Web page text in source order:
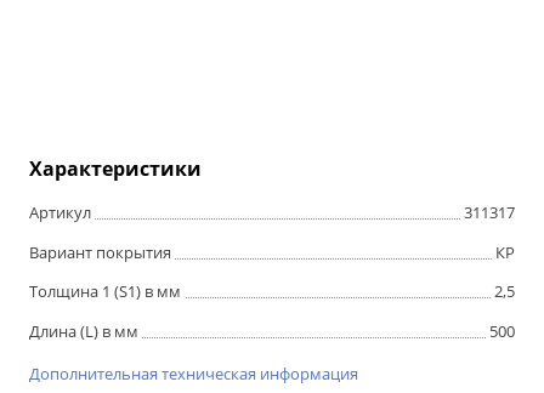
Характеристики
Артикул
311317
Вариант покрытия
КР
Толщина 1 (S1) в мм
2,5
Длина (L) в мм
500
Дополнительная техническая информация